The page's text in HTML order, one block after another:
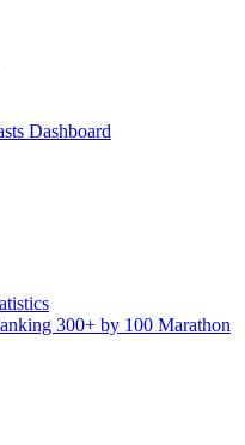
Dashboard
300+ by 100 Marathon